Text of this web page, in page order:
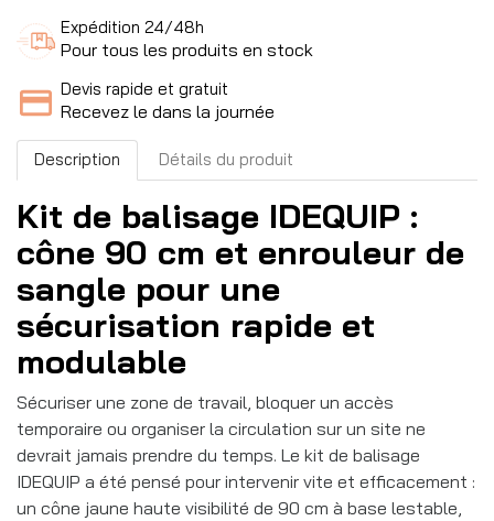
Expédition 24/48h
Pour tous les produits en stock
Devis rapide et gratuit
Recevez le dans la journée
Description Détails du produit
Kit de balisage IDEQUIP :
cône 90 cm et enrouleur de
sangle pour une
sécurisation rapide et
modulable
Sécuriser une zone de travail, bloquer un accès
temporaire ou organiser la circulation sur un site ne
devrait jamais prendre du temps. Le kit de balisage
IDEQUIP a été pensé pour intervenir vite et efficacement :
un cône jaune haute visibilité de 90 cm à base lestable,